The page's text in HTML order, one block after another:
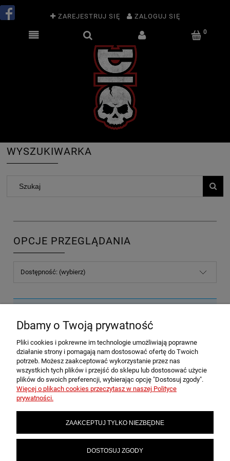
ZAREJESTRUJ SIĘ ZALOGUJ SIĘ
WYSZUKIWARKA
OPCJE PRZEGLĄDANIA
Dostępność: (wybierz)
POMOC
MOJE KONTO
INFORMACJE
Dbamy o Twoją prywatność
Pliki cookies i pokrewne im technologie umożliwiają poprawne
działanie strony i pomagają nam dostosować ofertę do Twoich
potrzeb. Możesz zaakceptować wykorzystanie przez nas
wszystkich tych plików i przejść do sklepu lub dostosować użycie
plików do swoich preferencji, wybierając opcję "Dostosuj zgody".
Więcej o plikach cookies przeczytasz w naszej Polityce
prywatności.
ZAAKCEPTUJ TYLKO NIEZBĘDNE
DOSTOSUJ ZGODY